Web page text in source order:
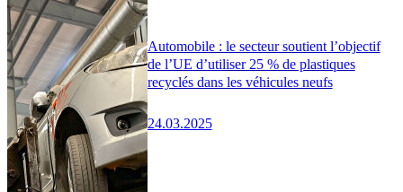
Automobile : le secteur soutient l’objectif
de l’UE d’utiliser 25 % de plastiques
recyclés dans les véhicules neufs
24.03.2025